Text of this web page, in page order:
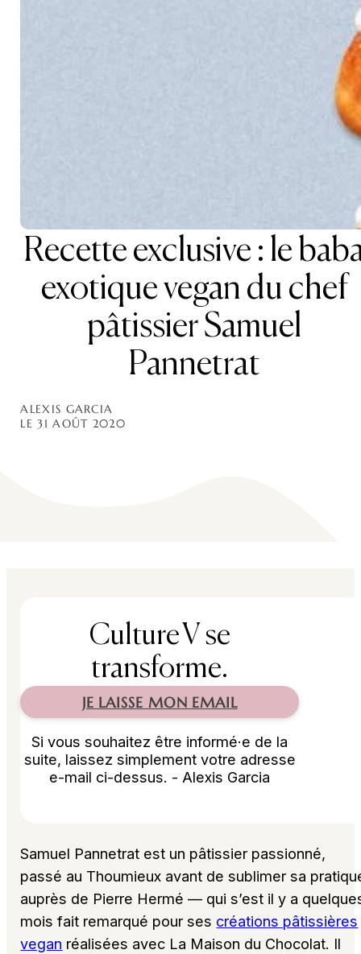
Recette exclusive : le
exotique vegan du chef
pâtissier Samuel
Pannetrat
ALEXIS GARCIA
LE 31 AOÛT 2020
Culture V se
transforme.
JE LAISSE MON EMAIL
Si vous souhaitez être informé·e de la
suite, laissez simplement votre adresse
e-mail ci-dessus. - Alexis Garcia
Samuel Pannetrat est un pâtissier passionné,
passé au Thoumieux avant de sublimer sa
auprès de Pierre Hermé — qui s’est il y a
mois fait remarqué pour ses créations pâtissières
vegan réalisées avec La Maison du Chocolat. Il